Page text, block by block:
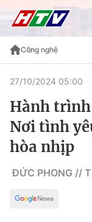
Công nghệ
27/10/2024 05:00
Hành trình
Nơi tình
hòa nhịp
ĐỨC PHONG //